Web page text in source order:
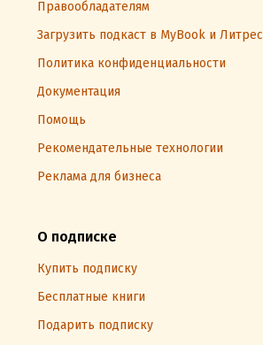
Правообладателям
Загрузить подкаст в MyBook и Литрес
Политика конфиденциальности
Документация
Помощь
Рекомендательные технологии
Реклама для бизнеса
О подписке
Купить подписку
Бесплатные книги
Подарить подписку